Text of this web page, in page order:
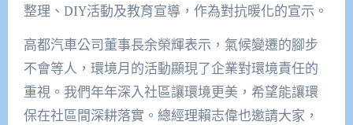
整理、DIY活動及教育宣導，作為對抗暖化的宣示。
高都汽車公司董事長余榮輝表示，氣候變遷的腳步
不會等人，環境月的活動顯現了企業對環境責任的
重視。我們年年深入社區讓環境更美，希望能讓環
保在社區間深耕落實。總經理賴志偉也邀請大家，